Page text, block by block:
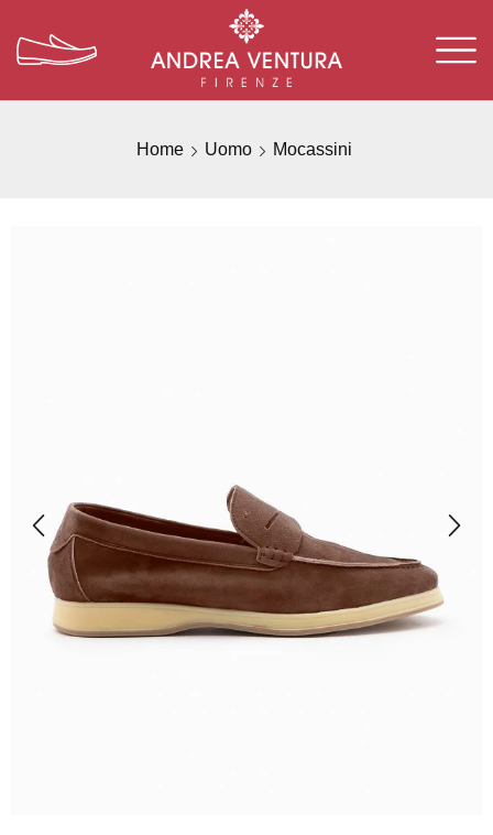
Home Uomo Mocassini